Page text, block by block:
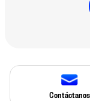
Contáctanos